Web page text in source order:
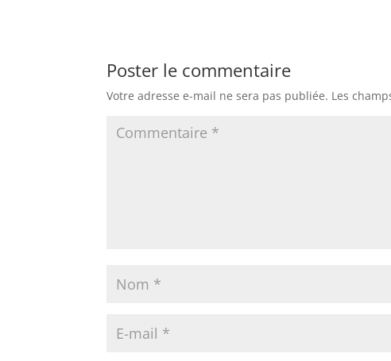
Poster le commentaire
Votre adresse e-mail ne sera pas publiée. Les